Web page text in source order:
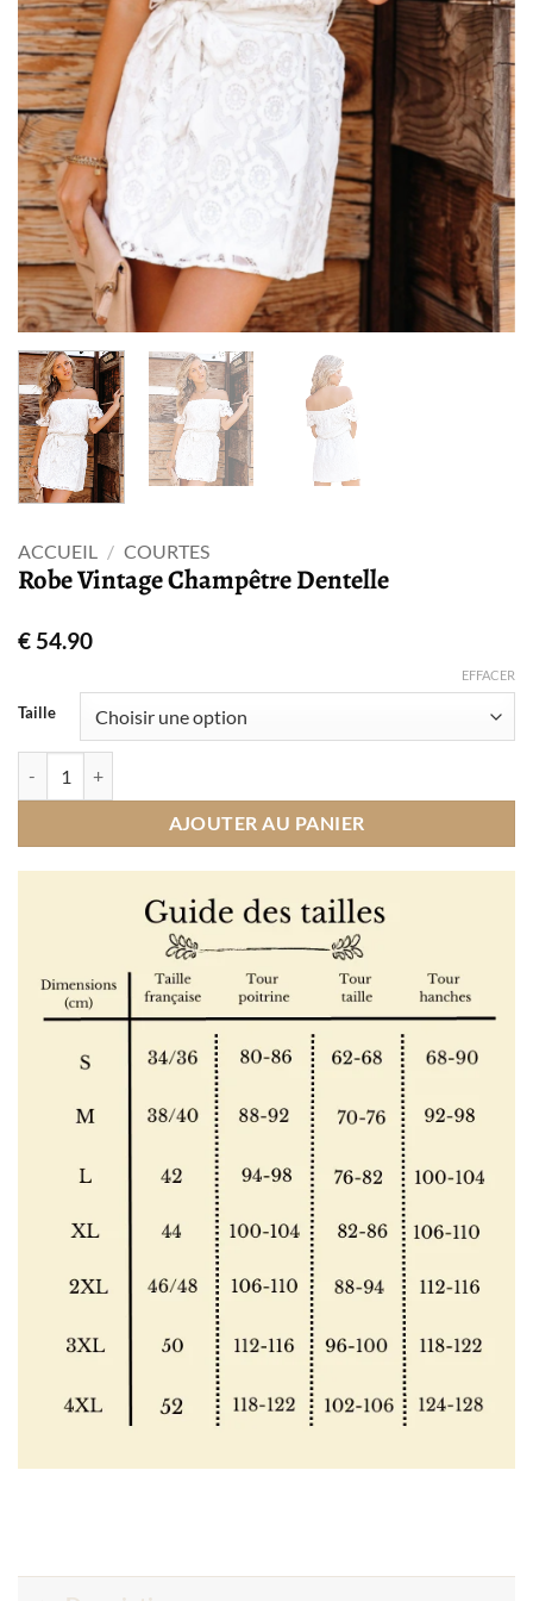
ACCUEIL / COURTES
Robe Vintage Champêtre Dentelle
€ 54.90
Taille
EFFACER
AJOUTER AU PANIER